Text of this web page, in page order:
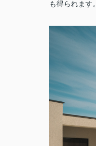
も得られます